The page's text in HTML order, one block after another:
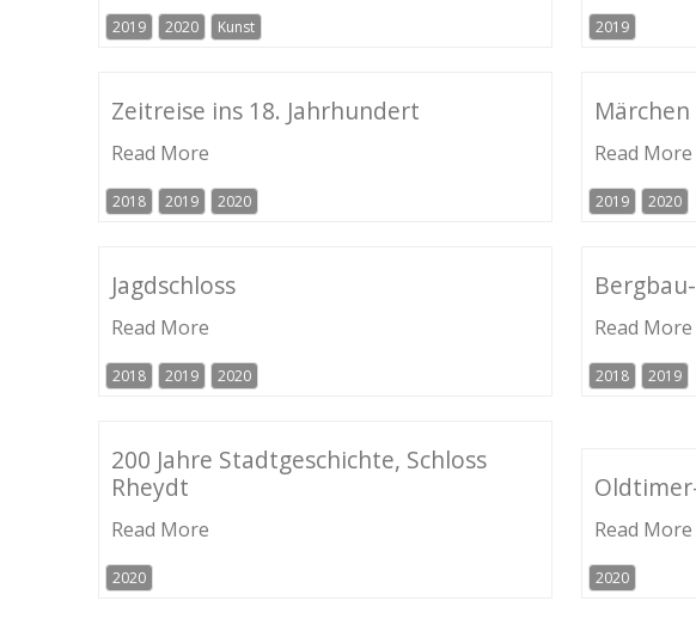
2019 2020 Kunst 2019
Zeitreise ins 18. Jahrhundert
Read More
2018 2019 2020
Märchen
Read More
2019 2020
Jagdschloss
Read More
2018 2019 2020
Read More
2018 2019
200 Jahre Stadtgeschichte, Schloss
Rheydt
Read More
2020
Read More
2020